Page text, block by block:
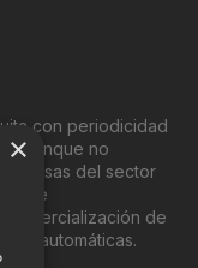
con periodicidad
aunque no
del sector
comercialización de
automáticas.
×